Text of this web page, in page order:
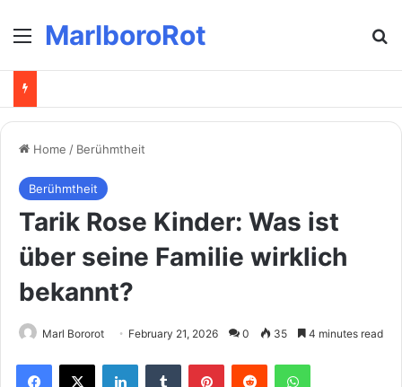
MenuMarlboroRot
Home / Berühmtheit
Berühmtheit
Tarik Rose Kinder: Was ist
über seine Familie wirklich
bekannt?
Marl Bororot February 21, 2026 0 35 4 minutes read
Facebook
X LinkedInTumblr PinterestReddit WhatsApp